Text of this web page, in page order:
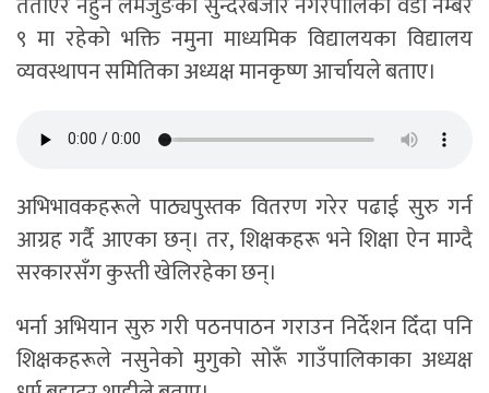
९ मा रहेको भक्ति नमुना माध्यमिक विद्यालयका विद्यालय
व्यवस्थापन समितिका अध्यक्ष मानकृष्ण आर्चायले बताए।
अभिभावकहरूले पाठ्यपुस्तक वितरण गरेर पढाई सुरु गर्न
आग्रह गर्दै आएका छन्। तर, शिक्षकहरू भने शिक्षा ऐन माग्दै
सरकारसँग कुस्ती खेलिरहेका छन्।
भर्ना अभियान सुरु गरी पठनपाठन गराउन निर्देशन दिँदा पनि
शिक्षकहरूले नसुनेको मुगुको सोरूँ गाउँपालिकाका अध्यक्ष